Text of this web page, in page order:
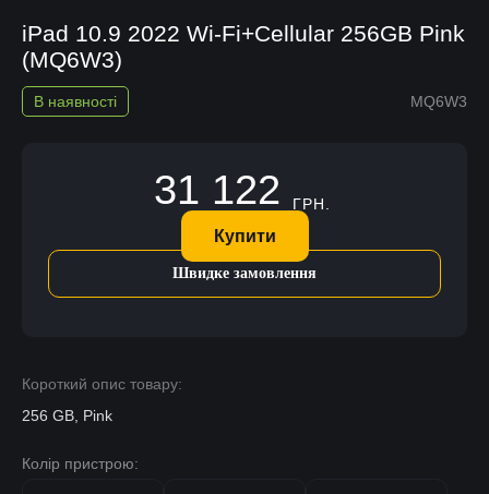
iPad 10.9 2022 Wi-Fi+Cellular 256GB Pink
(MQ6W3)
MQ6W3
В наявності
Короткий опис товару:
256 GB, Pink
Колір пристрою:
31 122 ГРН.
Купити
Швидке замовлення